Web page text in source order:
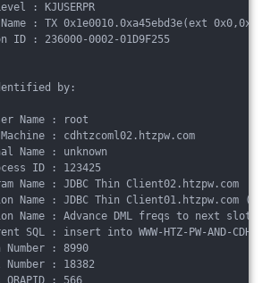
KJUSERPR
: TX 0x1e0010.0xa45ebd3e(ext 0x0,0x0)
ID : 236000-0002-01D9F255
by:
: root
: cdhtzcoml02.htzpw.com
: unknown
ID : 123425
: JDBC Thin Client02.htzpw.com
: JDBC Thin Client01.htzpw.com (TNS
: Advance DML freqs to next
into WWW-HTZ-PW-AND-CDHTZ-
: 8990
: 18382
: 566